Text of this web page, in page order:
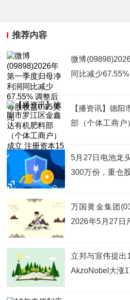
推荐内容
微博
同比减少
【播资讯】德
部（个体工商户
5月27日电池龙
300万份，重仓
万国黄金集团
2026年5月27日
立邦与宣伟提出
AkzoNobel大涨